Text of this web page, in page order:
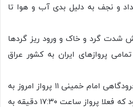
و نجف به دلیل بدی آب و هوا تا
شدت گرد و خاک و ورود ریز گردها
پروازهای ایران به کشور عراق
به گفته سخنگوی شهر فرودگاهی امام خمینی ۱۱ پرواز امروز به
کشور عراق باید انجام شود که فعلا پرواز ساعت ۱۷:۳۰ دقیقه به